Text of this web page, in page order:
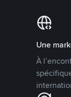
Une
À